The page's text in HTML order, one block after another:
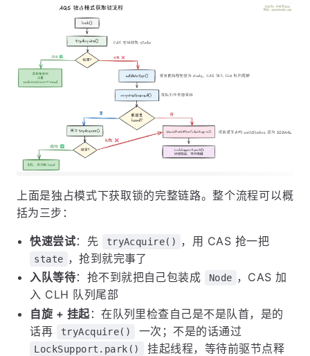
上面是独占模式下获取锁的完整链路。整个流程可以概
括为三步：
快速尝试：先 tryAcquire() ，用 CAS 抢一把
state ，抢到就完事了
入队等待：抢不到就把自己包装成 Node ，CAS 加
入 CLH 队列尾部
自旋 + 挂起 ：在队列里检查自己是不是队首，是的
话再
tryAcquire() 一次；不是的话通过
LockSupport.park()
挂起线程，等待前驱节点释